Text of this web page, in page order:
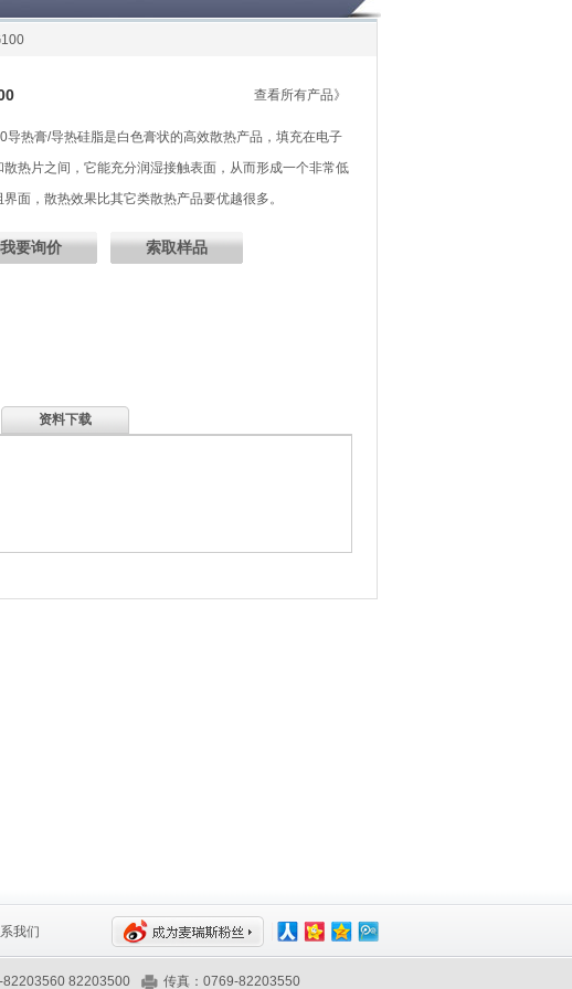
查看所有产品》
导热膏/导热硅脂是白色膏状的高效散热产品，填充在电子
散热片之间，它能充分润湿接触表面，从而形成一个非常低
界面，散热效果比其它类散热产品要优越很多。
我要询价 索取样品
资料下载
我们
82203560 82203500 传真：0769-82203550